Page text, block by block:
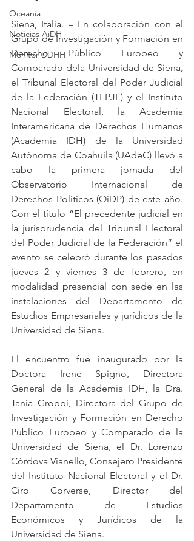
Oceanía
Noticias AiDH
Monitor DDHH
Siena, Italia. – En colaboración con el
Grupo de Investigación y Formación en
Derecho Público Europeo y
Comparado dela Universidad de Siena
el Tribunal Electoral del Poder Judicial
de la Federación (TEPJF) y el Instituto
Nacional Electoral, la Academia
Interamericana de Derechos Humanos
(Academia IDH) de la Universidad
Autónoma de Coahuila (UAdeC) llevó a
cabo la primera jornada del
Observatorio Internacional de
Derechos Políticos (OiDP) de este año.
Con el título “El precedente judicial en
la jurisprudencia del Tribunal Electoral
del Poder Judicial de la Federación” el
evento se celebró durante los pasados
jueves 2 y viernes 3 de febrero, en
modalidad presencial con sede en las
instalaciones del Departamento de
Estudios Empresariales y jurídicos de la
Universidad de Siena.
Doctora Irene Spigno, Directora
General de la Academia IDH, la Dra.
Tania Groppi, Directora del Grupo de
Investigación y Formación en Derecho
Público Europeo y Comparado de la
Universidad de Siena, el Dr. Lorenzo
Córdova Vianello, Consejero Presidente
del Instituto Nacional Electoral y el Dr.
Ciro Corverse, Director del
Departamento de Estudios
Económicos y Jurídicos de la
Universidad de Siena.